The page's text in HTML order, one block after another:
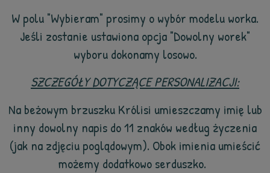
W polu "Wybieram" prosimy o wybór modelu worka.
Jeśli zostanie ustawiona opcja "Dowolny worek"
wyboru dokonamy losowo.
SZCZEGÓŁY DOTYCZĄCE PERSONALIZACJI:
Na beżowym brzuszku Królisi umieszczamy imię lub
inny dowolny napis do 11 znaków według życzenia
(jak na zdjęciu poglądowym). Obok imienia umieścić
możemy dodatkowo serduszko.